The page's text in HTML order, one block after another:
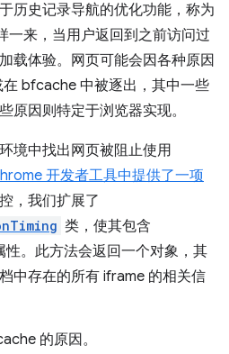
历史记录导航的优化功能，称为
一来，当用户返回到之前访问过
载体验。网页可能会因各种原因
bfcache 中被逐出，其中一些
原因则特定于浏览器实现。
境中找出网页被阻止使用
开发者工具中提供了一项
，我们扩展了
类，使其包含
性。此方法会返回一个对象，其
中存在的所有 iframe 的相关信
的原因。